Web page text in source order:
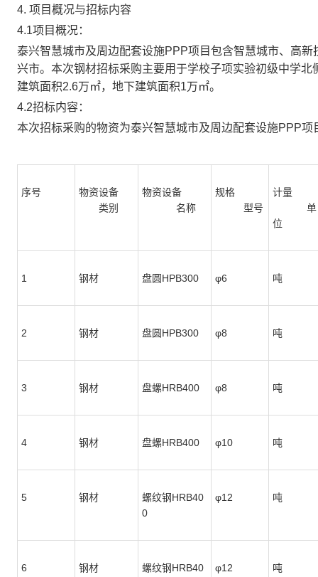
4. 项目概况与招标内容
4.1项目概况：
泰兴智慧城市及周边配套设施PPP项目包含智慧城市、高
兴市。本次钢材招标采购主要用于学校子项实验初级中学
建筑面积2.6万㎡，地下建筑面积1万㎡。
4.2招标内容：
本次招标采购的物资为泰兴智慧城市及周边配套设施PPP
序号
物资设备
类别
物资设备
名称
规格
型号
计量
单
位
1 钢材 盘圆HPB300 φ6 吨
2 钢材 盘圆HPB300 φ8 吨
3 钢材 盘螺HRB400 φ8 吨
4 钢材 盘螺HRB400 φ10 吨
5 钢材
螺纹钢HRB40
0
φ12 吨
6 钢材
螺纹钢HRB40
φ12 吨